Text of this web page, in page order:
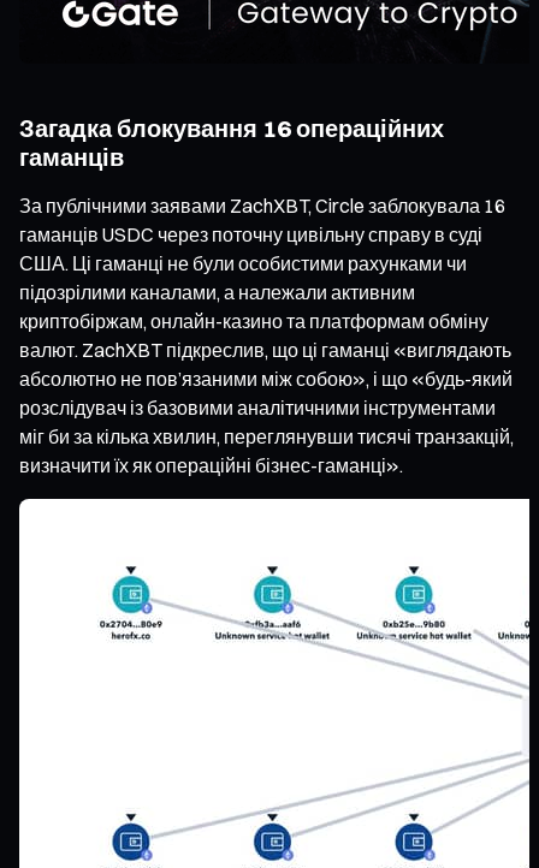
Загадка блокування 16 операційних
гаманців
За публічними заявами ZachXBT, Circle заблокувала 16
гаманців USDC через поточну цивільну справу в суді
США. Ці гаманці не були особистими рахунками чи
підозрілими каналами, а належали активним
криптобіржам, онлайн-казино та платформам обміну
валют. ZachXBT підкреслив, що ці гаманці «виглядають
абсолютно не пов’язаними між собою», і що «будь-який
розслідувач із базовими аналітичними інструментами
міг би за кілька хвилин, переглянувши тисячі транзакцій,
визначити їх як операційні бізнес-гаманці».